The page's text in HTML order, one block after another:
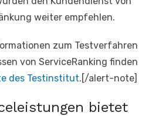
weiter empfehlen.
zum Testverfahren
von ServiceRanking finden
des Testinstitut.[/alert-note]
bietet